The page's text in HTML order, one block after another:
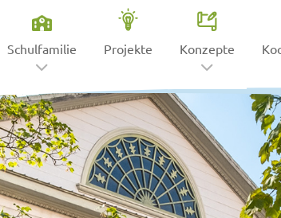
Schulfamilie Projekte Konzepte